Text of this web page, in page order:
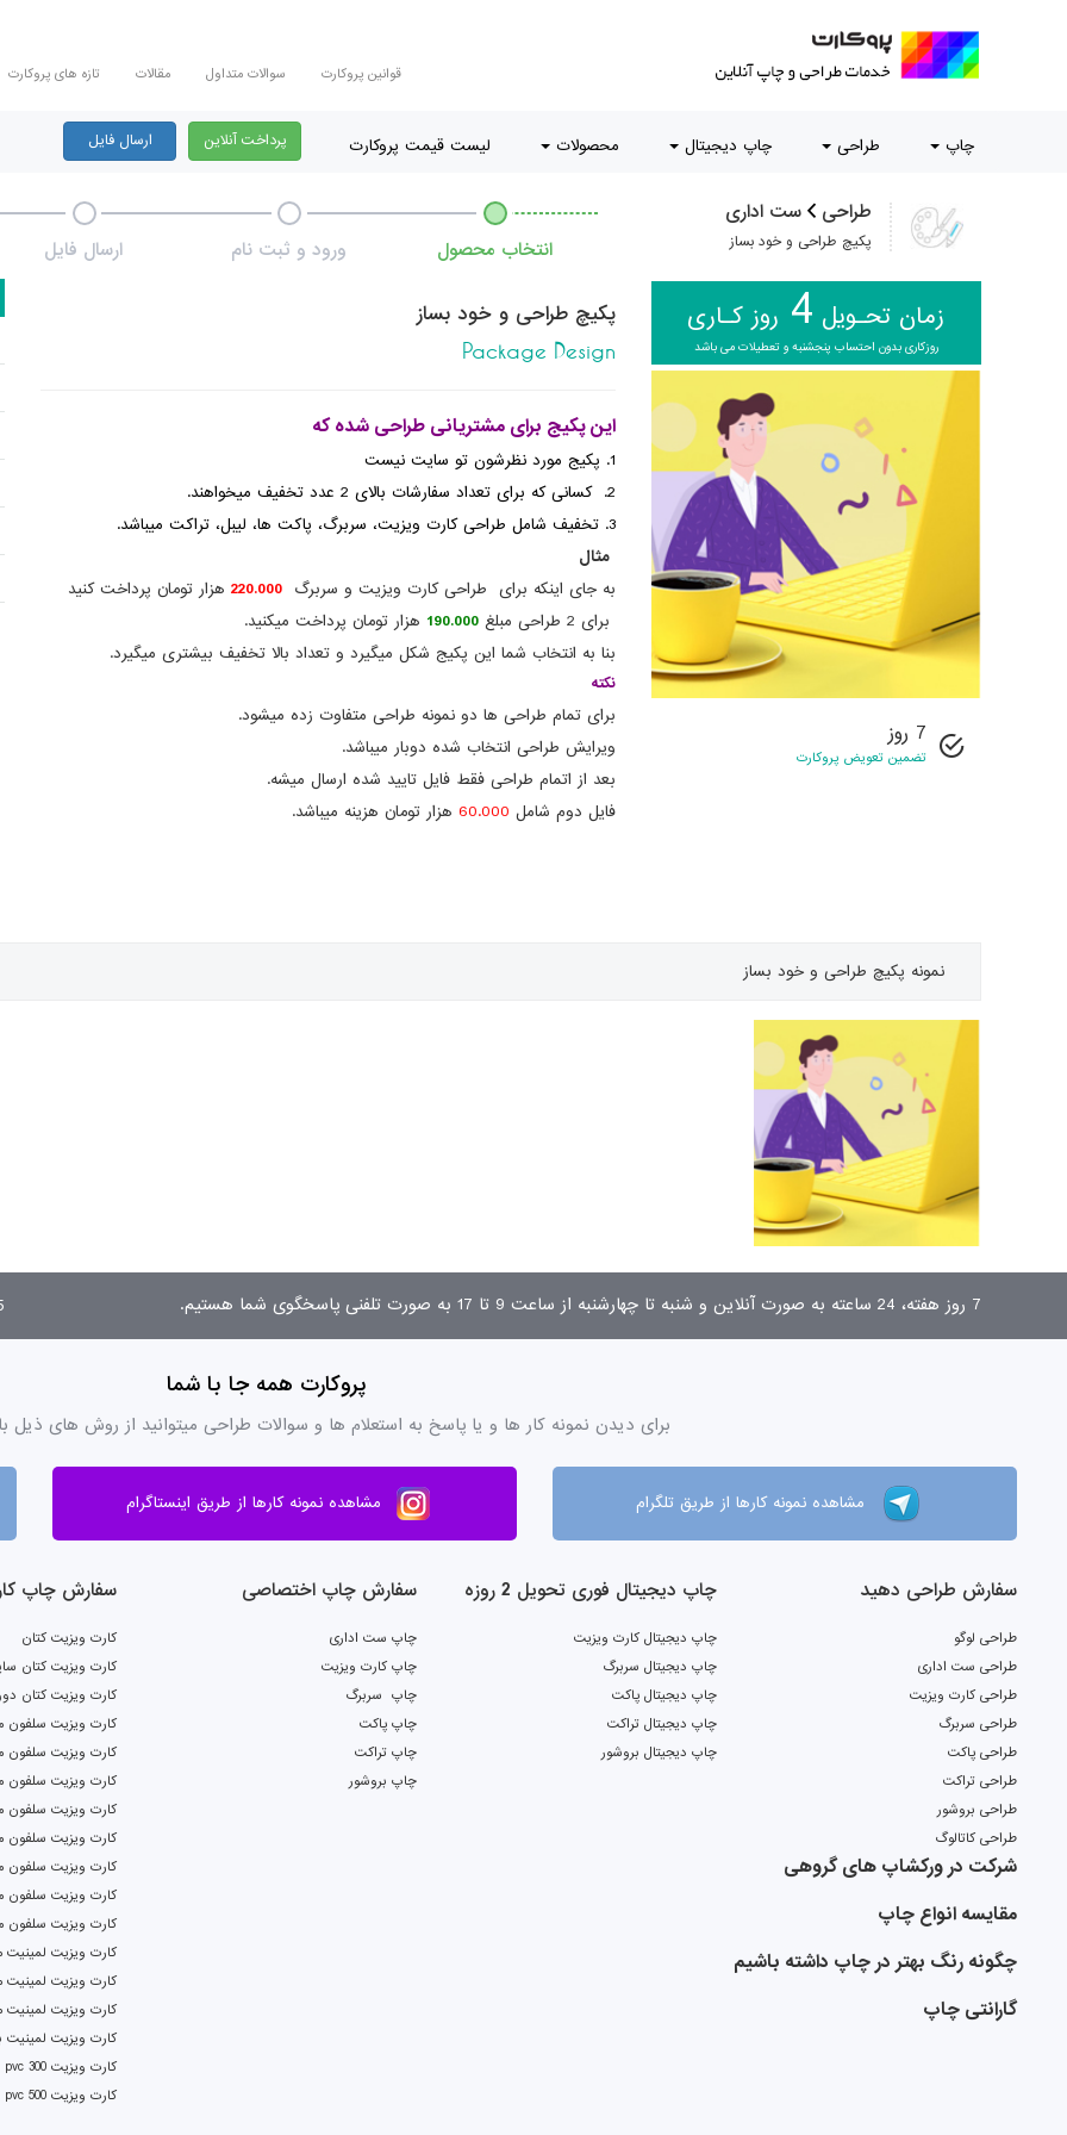
قوانین پروکارت سوالات متداول مقالات تازه های پروکارت
چاپ طراحی چاپ دیجیتال محصولات لیست قیمت پروکارت پرداخت آنلاین ارسال فایل
طراحی ست اداری
پکیچ طراحی و خود بساز انتخاب محصول ورود و ثبت نام ارسال فایل
زمان تحـویل 4 روز کـاری
روزکاری بدون احتساب پنجشنبه و تعطیلات می باشد
7 روز
تضمین تعویض پروکارت
پکیچ طراحی و خود بساز
Package Design
این پکیج برای مشتریانی طراحی شده که
1. پکیج مورد نظرشون تو سایت نیست
2. کسانی که برای تعداد سفارشات بالای 2 عدد تخفیف میخواهند.
3. تخفیف شامل طراحی کارت ویزیت، سربرگ، پاکت ها، لیبل، تراکت میباشد.
مثال
به جای اینکه برای طراحی کارت ویزیت و سربرگ220.000 هزار تومان پرداخت کنید
برای 2 طراحی مبلغ
190.000 هزار تومان پرداخت میکنید.
بنا به انتخاب شما این پکیج شکل میگیرد و تعداد بالا تخفیف بیشتری میگیرد.
نکته
برای تمام طراحی ها دو نمونه طراحی متفاوت زده میشود.
ویرایش طراحی انتخاب شده دوبار میباشد.
بعد از اتمام طراحی فقط فایل تایید شده ارسال میشه.
فایل دوم شامل 60.000 هزار تومان هزینه میباشد.
نمونه پکیچ طراحی و خود بساز
7 روز هفته، 24 ساعته به صورت آنلاین و شنبه تا چهارشنبه از ساعت 9 تا 17 به صورت تلفنی پاسخگوی شما هستیم.
پروکارت همه جا با شما
برای دیدن نمونه کار ها و یا پاسخ به استعلام ها و سوالات طراحی میتوانید از روش های ذیل
مشاهده نمونه کارها از طریق تلگرام مشاهده نمونه کارها از طریق اینستاگرام
سفارش طراحی دهید
طراحی لوگو
طراحی ست اداری
طراحی کارت ویزیت
طراحی سربرگ
طراحی پاکت
طراحی تراکت
طراحی بروشور
طراحی کاتالوگ
شرکت در ورکشاپ های گروهی
مقایسه انواع چاپ
چگونه رنگ بهتر در چاپ داشته باشیم
گارانتی چاپ
چاپ دیجیتال فوری تحویل 2 روزه
چاپ دیجیتال کارت ویزیت
چاپ دیجیتال سربرگ
چاپ دیجیتال پاکت
چاپ دیجیتال تراکت
چاپ دیجیتال بروشور
سفارش چاپ اختصاصی
چاپ ست اداری
چاپ کارت ویزیت
چاپ سربرگ
چاپ پاکت
چاپ تراکت
چاپ بروشور
سفارش چاپ
کارت ویزیت کتان
کارت ویزیت کتان
کارت ویزیت کتان
کارت ویزیت سلفون
کارت ویزیت سلفون
کارت ویزیت سلفون
کارت ویزیت سلفون
کارت ویزیت سلفون
کارت ویزیت سلفون
کارت ویزیت سلفون
کارت ویزیت
کارت ویزیت لمینیت
کارت ویزیت لمینیت
کارت ویزیت
کارت ویزیت لمینیت
کارت ویزیت pvc 300 دورگرد
کارت ویزیت pvc 500 دورگرد